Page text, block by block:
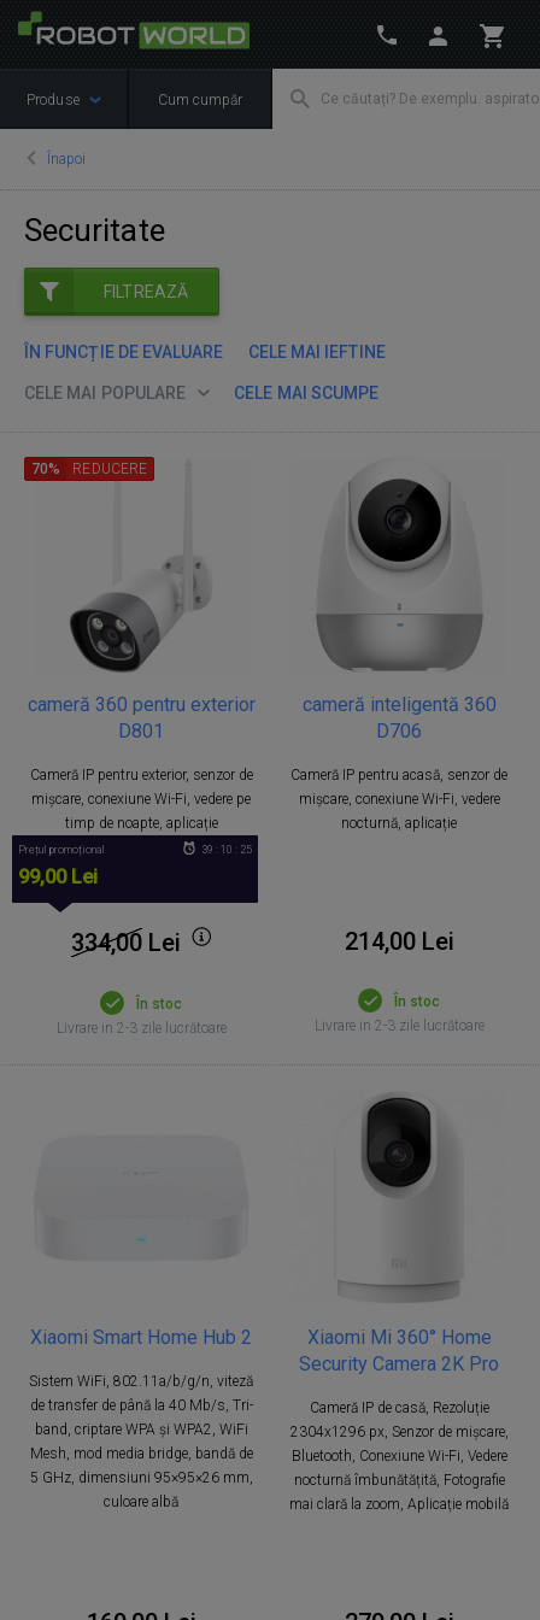
Produse Cum cumpăr
Înapoi
Securitate
FILTREAZĂ
ÎN FUNCȚIE DE EVALUARE CELE MAI IEFTINE
CELE MAI POPULARE CELE MAI SCUMPE
cameră 360 pentru exterior
D801
Cameră IP pentru exterior, senzor de
mișcare, conexiune Wi-Fi, vedere pe
timp de noapte, aplicație
70% REDUCERE
Prețul promoțional
99,00 Lei
39 : 10 : 25
334,00Lei
În stoc
Livrare in 2-3 zile lucrătoare
cameră inteligentă 360
D706
Cameră IP pentru acasă, senzor de
mișcare, conexiune Wi-Fi, vedere
nocturnă, aplicație
214,00 Lei
În stoc
Livrare in 2-3 zile lucrătoare
Xiaomi Smart Home Hub 2
Sistem WiFi, 802.11a/b/g/n, viteză
de transfer de până la 40 Mb/s, Tri-
band, criptare WPA și WPA2, WiFi
Mesh, mod media bridge, bandă de
5 GHz, dimensiuni 95×95×26 mm,
culoare albă
Xiaomi Mi 360° Home
Security Camera 2K Pro
Cameră IP de casă, Rezoluție
2304x1296 px, Senzor de mișcare,
Bluetooth, Conexiune Wi-Fi, Vedere
nocturnă îmbunătățită, Fotografie
mai clară la zoom, Aplicație mobilă